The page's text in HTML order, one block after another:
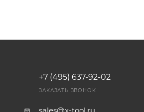
+7 (495) 637-92-02
ЗАКАЗАТЬ ЗВОНОК